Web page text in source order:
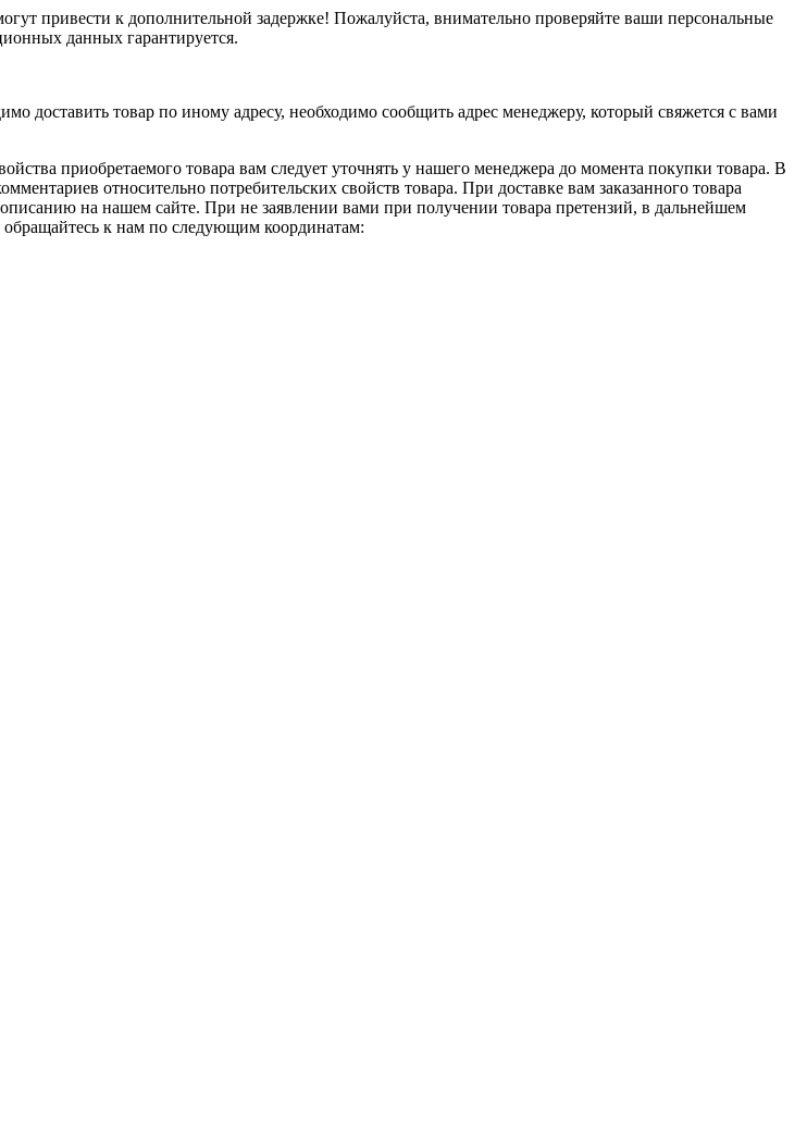
привести к дополнительной задержке! Пожалуйста, внимательно проверяйте ваши персональные
данных гарантируется.
доставить товар по иному адресу, необходимо сообщить адрес менеджеру, который свяжется с вами
приобретаемого товара вам следует уточнять у нашего менеджера до момента покупки товара. В
относительно потребительских свойств товара. При доставке вам заказанного товара
описанию на нашем сайте. При не заявлении вами при получении товара претензий, в дальнейшем
к нам по следующим координатам: